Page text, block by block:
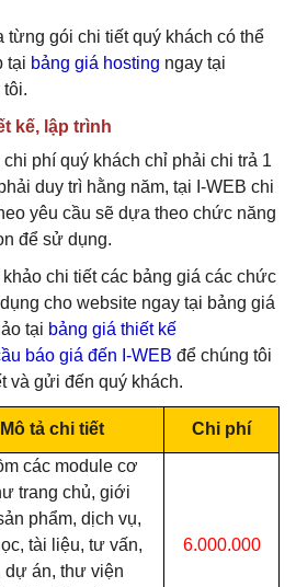
từng gói chi tiếtquý khách có thể
tại bảng giá hosting ngay tại
kế, lập trình
chi phí quý khách chỉ phải chi trả 1
duy trì hằng năm, tại I-WEB chi
yêu cầu sẽ dựa theo chức năng
để sử dụng.
chi tiết các bảng giá các chức
cho website ngay tại bảng giá
tại bảng giá thiết kế
báo giá đến I-WEB để chúng tôi
và gửi đến quý khách.
Mô tả chi tiết Chi phí
các module cơ
trang chủ, giới
phẩm, dịch vụ,
tài liệu, tư vấn,
dự án, thư viện
6.000.000